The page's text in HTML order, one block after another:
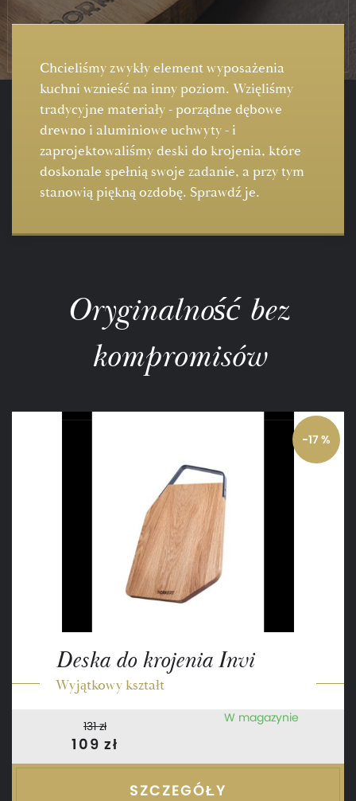
Chcieliśmy zwykły element wyposażenia
kuchni wznieść na inny poziom. Wzięliśmy
tradycyjne materiały - porządne dębowe
drewno i aluminiowe uchwyty - i
zaprojektowaliśmy deski do krojenia, które
doskonale spełnią swoje zadanie, a przy tym
stanowią piękną ozdobę. Sprawdź je.
Oryginalność bez
kompromisów
-17 %
Deska do krojenia Invi
Wyjątkowy kształt
131 zł
109 zł
W magazynie
SZCZEGÓŁY